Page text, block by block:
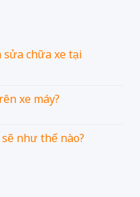
chữa xe tại
xe máy?
như thế nào?